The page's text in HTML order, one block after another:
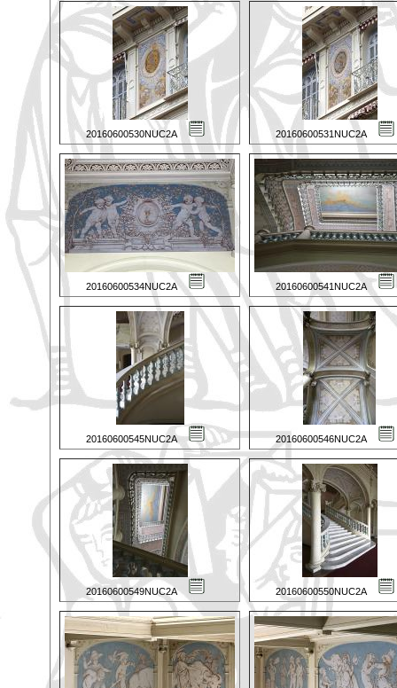
20160600530NUC2A 20160600531NUC2A
20160600534NUC2A 20160600541NUC2A
20160600545NUC2A 20160600546NUC2A
20160600549NUC2A 20160600550NUC2A